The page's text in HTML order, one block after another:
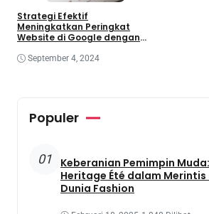
Strategi Efektif
Meningkatkan Peringkat
Website di Google dengan
September 4, 2024
Populer
01
Keberanian Pemimpin Muda:
Heritage Été dalam Merintis
Dunia Fashion